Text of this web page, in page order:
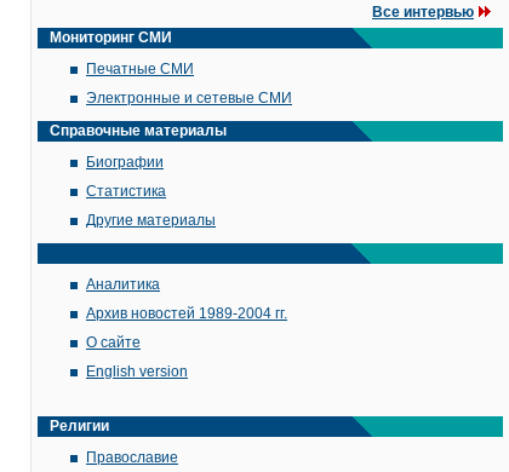
Все интервью
Мониторинг СМИ
Печатные СМИ
Электронные и сетевые СМИ
Справочные материалы
Биографии
Статистика
Другие материалы
Аналитика
Архив новостей 1989-2004 гг.
О сайте
English version
Религии
Православие